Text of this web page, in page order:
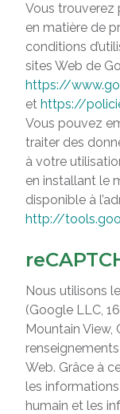
Vous trouverez
en matière de
conditions
sites Web de
https://
et https://
Vous pouvez
traiter des
à votre
en installant le
disponible à
http://
Nous utilisons
(Google LLC,
Mountain
Web. Grâce à
les
humain et les